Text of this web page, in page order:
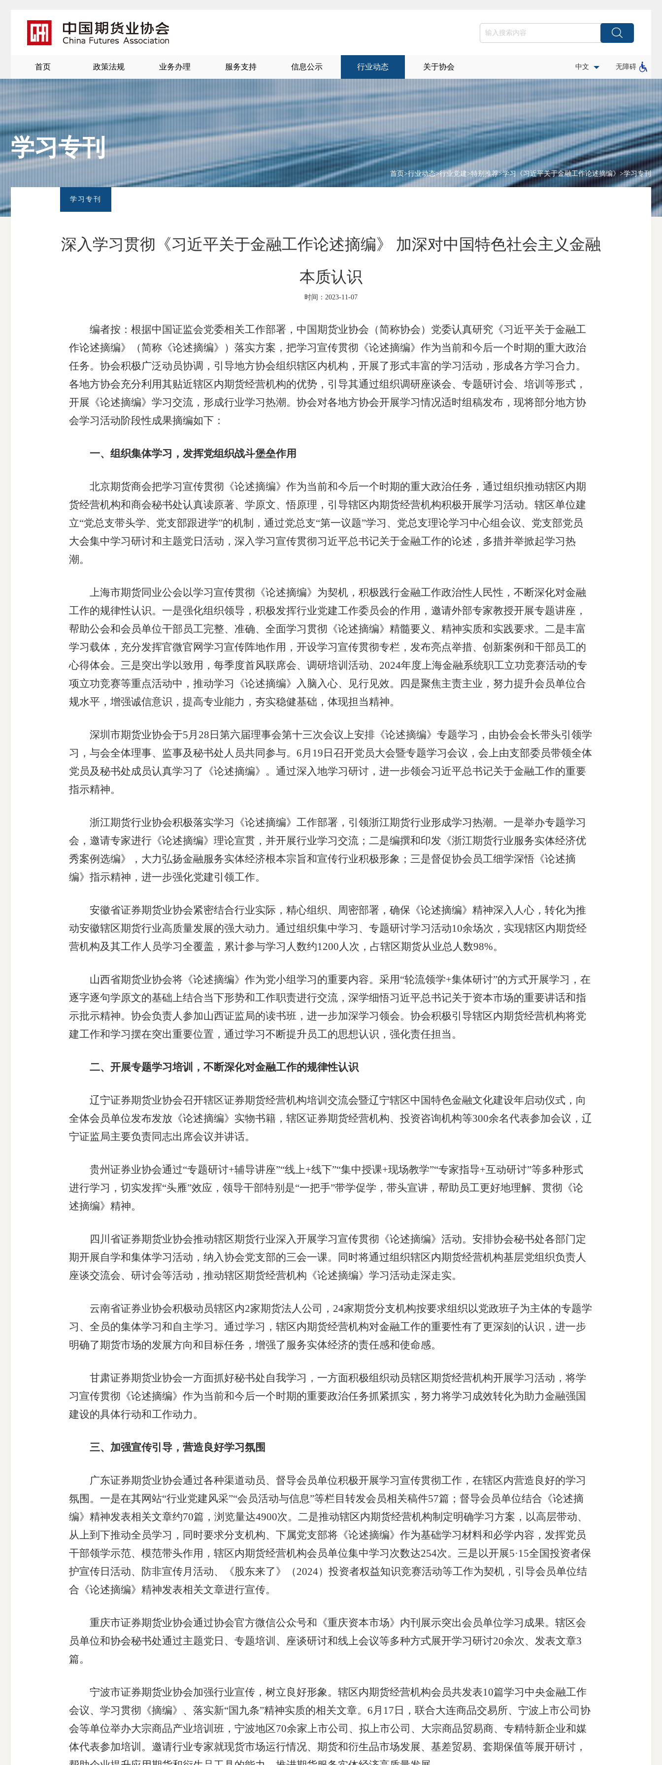
首页 政策法规 业务办理 服务支持 信息公示 行业动态 关于协会 中文 无障碍
学习专刊
首页>行业动态>行业党建>特别推荐>学习《习近平关于金融工作论述摘编》 >学习专刊
学习专刊
深入学习贯彻《习近平关于金融工作论述摘编》 加深对中国特色社会主义金融
本质认识
时间：2023-11-07
编者按：根据中国证监会党委相关工作部署，中国期货业协会（简称协会）党委认真研究《习近平关于金融工
作论述摘编》（简称《论述摘编》）落实方案，把学习宣传贯彻《论述摘编》作为当前和今后一个时期的重大政治
任务。协会积极广泛动员协调，引导地方协会组织辖区内机构，开展了形式丰富的学习活动，形成各方学习合力。
各地方协会充分利用其贴近辖区内期货经营机构的优势，引导其通过组织调研座谈会、专题研讨会、培训等形式，
开展《论述摘编》学习交流，形成行业学习热潮。协会对各地方协会开展学习情况适时组稿发布，现将部分地方协
会学习活动阶段性成果摘编如下：
一、组织集体学习，发挥党组织战斗堡垒作用
北京期货商会把学习宣传贯彻《论述摘编》作为当前和今后一个时期的重大政治任务，通过组织推动辖区内期
货经营机构和商会秘书处认真读原著、学原文、悟原理，引导辖区内期货经营机构积极开展学习活动。辖区单位建
立“党总支带头学、党支部跟进学”的机制，通过党总支“第一议题”学习、党总支理论学习中心组会议、党支部党员
大会集中学习研讨和主题党日活动，深入学习宣传贯彻习近平总书记关于金融工作的论述，多措并举掀起学习热
潮。
上海市期货同业公会以学习宣传贯彻《论述摘编》为契机，积极践行金融工作政治性人民性，不断深化对金融
工作的规律性认识。一是强化组织领导，积极发挥行业党建工作委员会的作用，邀请外部专家教授开展专题讲座，
帮助公会和会员单位干部员工完整、准确、全面学习贯彻《论述摘编》精髓要义、精神实质和实践要求。二是丰富
学习载体，充分发挥官微官网学习宣传阵地作用，开设学习宣传贯彻专栏，发布亮点举措、创新案例和干部员工的
心得体会。三是突出学以致用，每季度首风联席会、调研培训活动、2024年度上海金融系统职工立功竞赛活动的专
项立功竞赛等重点活动中，推动学习《论述摘编》入脑入心、见行见效。四是聚焦主责主业，努力提升会员单位合
规水平，增强诚信意识，提高专业能力，夯实稳健基础，体现担当精神。
深圳市期货业协会于5月28日第六届理事会第十三次会议上安排《论述摘编》专题学习，由协会会长带头引领学
习，与会全体理事、监事及秘书处人员共同参与。6月19日召开党员大会暨专题学习会议，会上由支部委员带领全体
党员及秘书处成员认真学习了《论述摘编》。通过深入地学习研讨，进一步领会习近平总书记关于金融工作的重要
指示精神。
浙江期货行业协会积极落实学习《论述摘编》工作部署，引领浙江期货行业形成学习热潮。一是举办专题学习
会，邀请专家进行《论述摘编》理论宣贯，并开展行业学习交流；二是编撰和印发《浙江期货行业服务实体经济优
秀案例选编》，大力弘扬金融服务实体经济根本宗旨和宣传行业积极形象；三是督促协会员工细学深悟《论述摘
编》指示精神，进一步强化党建引领工作。
安徽省证券期货业协会紧密结合行业实际，精心组织、周密部署，确保《论述摘编》精神深入人心，转化为推
动安徽辖区期货行业高质量发展的强大动力。通过组织集中学习、专题研讨学习活动10余场次，实现辖区内期货经
营机构及其工作人员学习全覆盖，累计参与学习人数约1200人次，占辖区期货从业总人数98%。
山西省期货业协会将《论述摘编》作为党小组学习的重要内容。采用“轮流领学+集体研讨”的方式开展学习，在
逐字逐句学原文的基础上结合当下形势和工作职责进行交流，深学细悟习近平总书记关于资本市场的重要讲话和指
示批示精神。协会负责人参加山西证监局的读书班，进一步加深学习领会。协会积极引导辖区内期货经营机构将党
建工作和学习摆在突出重要位置，通过学习不断提升员工的思想认识，强化责任担当。
二、开展专题学习培训，不断深化对金融工作的规律性认识
辽宁证券期货业协会召开辖区证券期货经营机构培训交流会暨辽宁辖区中国特色金融文化建设年启动仪式，向
全体会员单位发布发放《论述摘编》实物书籍，辖区证券期货经营机构、投资咨询机构等300余名代表参加会议，辽
宁证监局主要负责同志出席会议并讲话。
贵州证券业协会通过“专题研讨+辅导讲座”“线上+线下”“集中授课+现场教学”“专家指导+互动研讨”等多种形式
进行学习，切实发挥“头雁”效应，领导干部特别是“一把手”带学促学，带头宣讲，帮助员工更好地理解、贯彻《论
述摘编》精神。
四川省证券期货业协会推动辖区期货行业深入开展学习宣传贯彻《论述摘编》活动。安排协会秘书处各部门定
期开展自学和集体学习活动，纳入协会党支部的三会一课。同时将通过组织辖区内期货经营机构基层党组织负责人
座谈交流会、研讨会等活动，推动辖区期货经营机构《论述摘编》学习活动走深走实。
云南省证券业协会积极动员辖区内2家期货法人公司，24家期货分支机构按要求组织以党政班子为主体的专题学
习、全员的集体学习和自主学习。通过学习，辖区内期货经营机构对金融工作的重要性有了更深刻的认识，进一步
明确了期货市场的发展方向和目标任务，增强了服务实体经济的责任感和使命感。
甘肃证券期货业协会一方面抓好秘书处自我学习，一方面积极组织动员辖区期货经营机构开展学习活动，将学
习宣传贯彻《论述摘编》作为当前和今后一个时期的重要政治任务抓紧抓实，努力将学习成效转化为助力金融强国
建设的具体行动和工作动力。
三、加强宣传引导，营造良好学习氛围
广东证券期货业协会通过各种渠道动员、督导会员单位积极开展学习宣传贯彻工作，在辖区内营造良好的学习
氛围。一是在其网站“行业党建风采”“会员活动与信息”等栏目转发会员相关稿件57篇；督导会员单位结合《论述摘
编》精神发表相关文章约70篇，浏览量达4900次。二是推动辖区内期货经营机构制定明确学习方案，以高层带动、
从上到下推动全员学习，同时要求分支机构、下属党支部将《论述摘编》作为基础学习材料和必学内容，发挥党员
干部领学示范、模范带头作用，辖区内期货经营机构会员单位集中学习次数达254次。三是以开展5·15全国投资者保
护宣传日活动、防非宣传月活动、《股东来了》（2024）投资者权益知识竞赛活动等工作为契机，引导会员单位结
合《论述摘编》精神发表相关文章进行宣传。
重庆市证券期货业协会通过协会官方微信公众号和《重庆资本市场》内刊展示突出会员单位学习成果。辖区会
员单位和协会秘书处通过主题党日、专题培训、座谈研讨和线上会议等多种方式展开学习研讨20余次、发表文章3
篇。
宁波市证券期货业协会加强行业宣传，树立良好形象。辖区内期货经营机构会员共发表10篇学习中央金融工作
会议、学习贯彻《摘编》、落实新“国九条”精神实质的相关文章。6月17日，联合大连商品交易所、宁波上市公司协
会等单位举办大宗商品产业培训班，宁波地区70余家上市公司、拟上市公司、大宗商品贸易商、专精特新企业和媒
体代表参加培训。邀请行业专家就现货市场运行情况、期货和衍生品市场发展、基差贸易、套期保值等展开研讨，
北
京